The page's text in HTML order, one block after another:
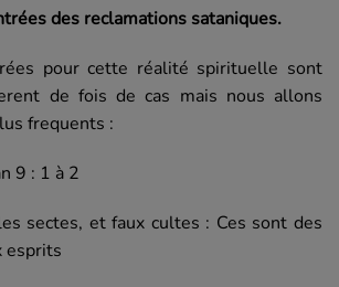
des reclamations sataniques.
pour cette réalité spirituelle sont
de fois de cas mais nous allons
frequents :
9 : 1 à 2
sectes, et faux cultes : Ces sont des
esprits